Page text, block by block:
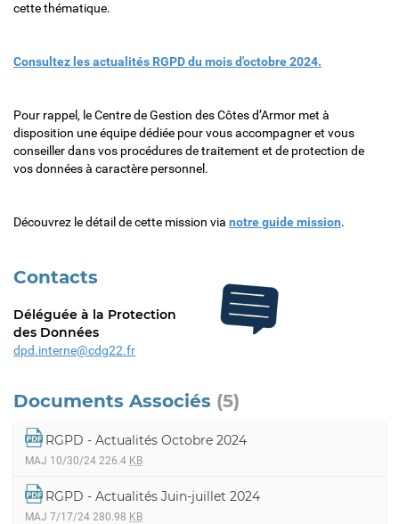
cette thématique.
Consultez les actualités RGPD du mois d'octobre 2024.
Pour rappel, le Centre de Gestion des Côtes d’Armor met à
disposition une équipe dédiée pour vous accompagner et vous
conseiller dans vos procédures de traitement et de protection de
vos données à caractère personnel.
Découvrez le détail de cette mission via notre guide mission.
Contacts
Déléguée à la Protection
des Données
dpd.interne@cdg22.fr
Documents Associés (5)
RGPD - Actualités Octobre 2024
MAJ 10/30/24 226.4 KB
RGPD - Actualités Juin-juillet 2024
MAJ 7/17/24 280.98 KB